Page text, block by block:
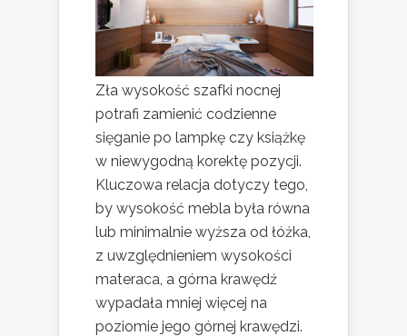
Zła wysokość szafki nocnej
potrafi zamienić codzienne
sięganie po lampkę czy książkę
w niewygodną korektę pozycji.
Kluczowa relacja dotyczy tego,
by wysokość mebla była równa
lub minimalnie wyższa od łóżka,
z uwzględnieniem wysokości
materaca, a górna krawędź
wypadała mniej więcej na
poziomie jego górnej krawędzi.